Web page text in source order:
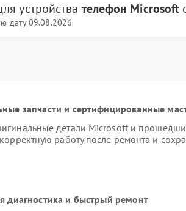
устройства телефон Microsoft
дату 09.08.2026
запчасти и сертифицированные
детали Microsoft и
корректную работу после ремонта и
диагностика и быстрый ремонт